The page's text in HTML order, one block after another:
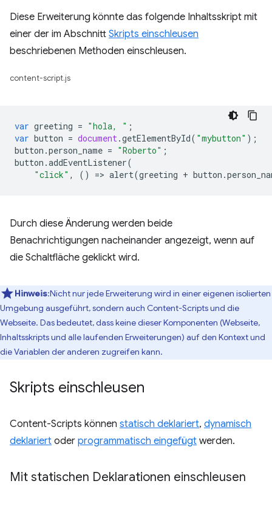
Diese Erweiterung könnte das folgende Inhaltsskript mit
einer der im Abschnitt Skripts einschleusen
beschriebenen Methoden einschleusen.
content-script.js
var greeting = "hola, " ;
var button = document.getElementById( "mybutton" );
button .person_name = "Roberto" ;
button .addEventListener(
"click" , () => alert(greeting + button .
Durch diese Änderung werden beide
Benachrichtigungen nacheinander angezeigt, wenn auf
die Schaltfläche geklickt wird.
Hinweis:Nicht nur jede Erweiterung wird in einer eigenen isolierten
Umgebung ausgeführt, sondern auch Content-Scripts und die
Webseite. Das bedeutet, dass keine dieser Komponenten (Webseite,
Inhaltsskripts und alle laufenden Erweiterungen) auf den Kontext und
die Variablen der anderen zugreifen kann.
Skripts einschleusen
Content-Scripts können statisch deklariert, dynamisch
deklariert oder programmatisch eingefügt werden.
Mit statischen Deklarationen einschleusen